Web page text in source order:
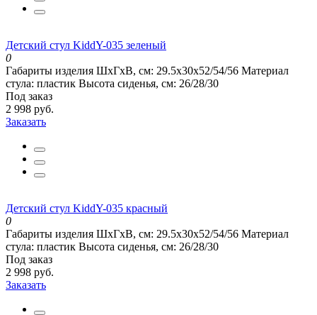
Детский стул KiddY-035 зеленый
0
Габариты изделия ШхГхВ, см: 29.5x30x52/54/56 Материал
стула: пластик Высота сиденья, см: 26/28/30
Под заказ
2 998 руб.
Заказать
Детский стул KiddY-035 красный
0
Габариты изделия ШхГхВ, см: 29.5x30x52/54/56 Материал
стула: пластик Высота сиденья, см: 26/28/30
Под заказ
2 998 руб.
Заказать